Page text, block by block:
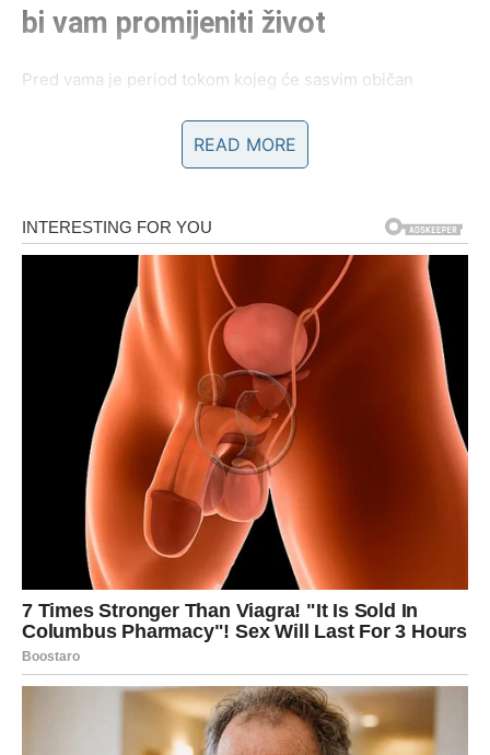
bi vam promijeniti život
Pred vama je period tokom kojeg će sasvim običan
Možda ćete upoznati osobu koja će vam dati ideju,
shvatiti dovoljno ozbiljno.
Ali upravo ta prilika mogla bi vam kasnije donijeti veliku
zaradu i sigurnost kakvu dugo pokušavate ostvariti.
Zvijezde vam poručuju da ne podcjenjujete svoje znanje i
kreativnost.
Vi ste mnogo spremniji za uspjeh nego što trenutno
Mnoge Vodolije će tokom ovog perioda konačno shvatiti
da imaju talenat koji može donijeti ozbiljan novac.
READ MORE